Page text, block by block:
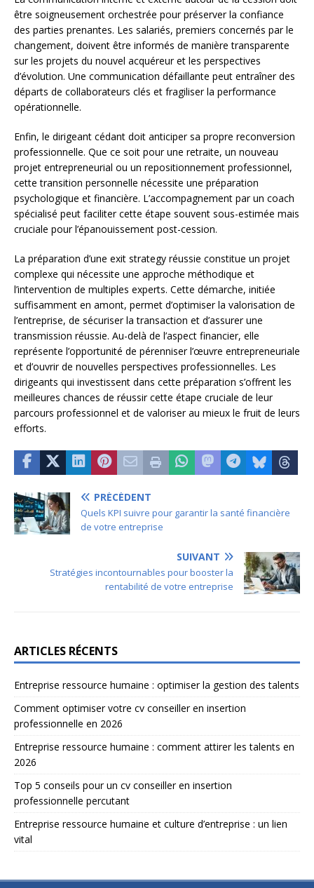
être soigneusement orchestrée pour préserver la confiance
des parties prenantes. Les salariés, premiers concernés par le
changement, doivent être informés de manière transparente
sur les projets du nouvel acquéreur et les perspectives
d’évolution. Une communication défaillante peut entraîner des
départs de collaborateurs clés et fragiliser la performance
opérationnelle.
Enfin, le dirigeant cédant doit anticiper sa propre reconversion
professionnelle. Que ce soit pour une retraite, un nouveau
projet entrepreneurial ou un repositionnement professionnel,
cette transition personnelle nécessite une préparation
psychologique et financière. L’accompagnement par un coach
spécialisé peut faciliter cette étape souvent sous-estimée mais
cruciale pour l’épanouissement post-cession.
La préparation d’une exit strategy réussie constitue un projet
complexe qui nécessite une approche méthodique et
l’intervention de multiples experts. Cette démarche, initiée
suffisamment en amont, permet d’optimiser la valorisation de
l’entreprise, de sécuriser la transaction et d’assurer une
transmission réussie. Au-delà de l’aspect financier, elle
représente l’opportunité de pérenniser l’œuvre entrepreneuriale
et d’ouvrir de nouvelles perspectives professionnelles. Les
dirigeants qui investissent dans cette préparation s’offrent les
meilleures chances de réussir cette étape cruciale de leur
parcours professionnel et de valoriser au mieux le fruit de leurs
efforts.
PRÉCÉDENT
Quels KPI suivre pour garantir la santé financière
de votre entreprise
SUIVANT
Stratégies incontournables pour booster la
rentabilité de votre entreprise
ARTICLES RÉCENTS
Entreprise ressource humaine : optimiser la gestion des talents
Comment optimiser votre cv conseiller en insertion
professionnelle en 2026
Entreprise ressource humaine : comment attirer les talents en
2026
Top 5 conseils pour un cv conseiller en insertion
professionnelle percutant
Entreprise ressource humaine et culture d’entreprise : un lien
vital